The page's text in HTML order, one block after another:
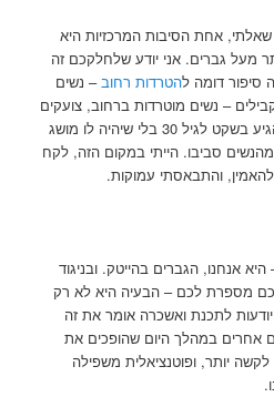
אחת הסיבות המרכזיות היא
מעל גברים. אני יודע שלחלקכם זה
סיפור דומה להטרדות רחוב– נשים
– נשים מוטרדות ברחוב, צועקים
עליהן, נוגעים בהן, וגבר יכול להגיע בשקט לגיל 30 בלי שיהיה לו מושג
מהנשים סביבו. הייתי במקום הזה, לקח
והתבאסתי עמוקות.
אנחנו, הגברים בהייטק. ובניגוד
מספרת לכם – הבעיה היא לא רק
לתכנת ואשכרה אומר את זה
אחרים במהלך היום שהופכים את
יותר, ופוטנציאלית משפילה